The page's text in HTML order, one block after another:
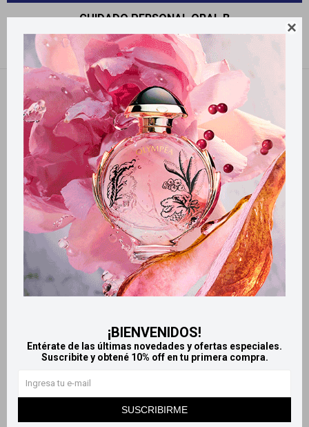

¡BIENVENIDOS!
Entérate de las últimas novedades y ofertas especiales.
Suscribite y obtené 10% off en tu primera compra.
SUSCRIBIRME
CUIDADO PERSONAL ORAL B
Filtrando por: Oral B
LlegaMAÑANA
MAÑANA
Oral B complete 2x1 cepillo
dental
$ 208
LlegaMAÑANA
LlegaMAÑANA
Cepillos de Dientes Oral B
Pack Familiar x4
$ 392